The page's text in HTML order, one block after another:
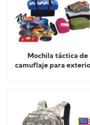
Mochila táctica de
camuflaje para